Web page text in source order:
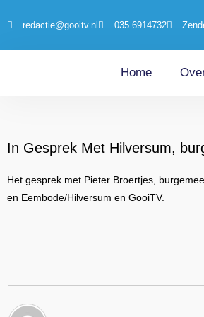
redactie@gooitv.nl 035 6914732
Home
In Gesprek Met Hilversum,
Het gesprek met Pieter Broertjes,
en Eembode/Hilversum en GooiTV.